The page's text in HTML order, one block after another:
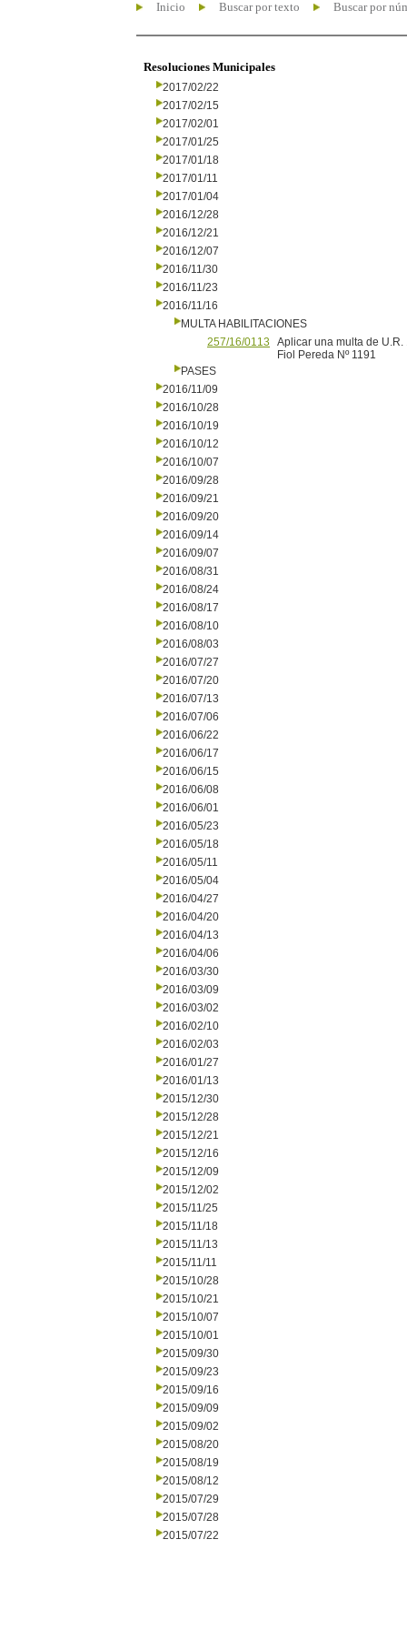
Inicio Buscar por texto Buscar por
Resoluciones Municipales
2017/02/22
2017/02/15
2017/02/01
2017/01/25
2017/01/18
2017/01/11
2017/01/04
2016/12/28
2016/12/21
2016/12/07
2016/11/30
2016/11/23
2016/11/16
MULTA HABILITACIONES
257/16/0113
Aplicar una multa de
Fiol Pereda Nº 1191
PASES
2016/11/09
2016/10/28
2016/10/19
2016/10/12
2016/10/07
2016/09/28
2016/09/21
2016/09/20
2016/09/14
2016/09/07
2016/08/31
2016/08/24
2016/08/17
2016/08/10
2016/08/03
2016/07/27
2016/07/20
2016/07/13
2016/07/06
2016/06/22
2016/06/17
2016/06/15
2016/06/08
2016/06/01
2016/05/23
2016/05/18
2016/05/11
2016/05/04
2016/04/27
2016/04/20
2016/04/13
2016/04/06
2016/03/30
2016/03/09
2016/03/02
2016/02/10
2016/02/03
2016/01/27
2016/01/13
2015/12/30
2015/12/28
2015/12/21
2015/12/16
2015/12/09
2015/12/02
2015/11/25
2015/11/18
2015/11/13
2015/11/11
2015/10/28
2015/10/21
2015/10/07
2015/10/01
2015/09/30
2015/09/23
2015/09/16
2015/09/09
2015/09/02
2015/08/20
2015/08/19
2015/08/12
2015/07/29
2015/07/28
2015/07/22